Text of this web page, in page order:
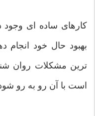
کارهای ساده ای وجود
بهبود حال خود انجام
ترین مشکلات روان
است با آن رو به رو